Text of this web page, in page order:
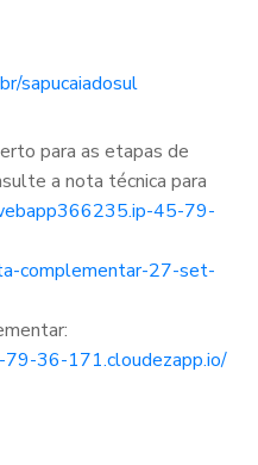
sapucaiadosul
para as etapas de
a nota técnica para
45-79-
complementar-27-set-
36-171.cloudezapp.io/